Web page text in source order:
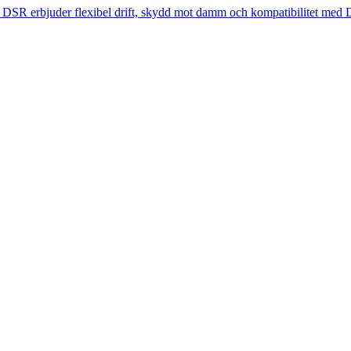
erbjuder flexibel drift, skydd mot damm och kompatibilitet med